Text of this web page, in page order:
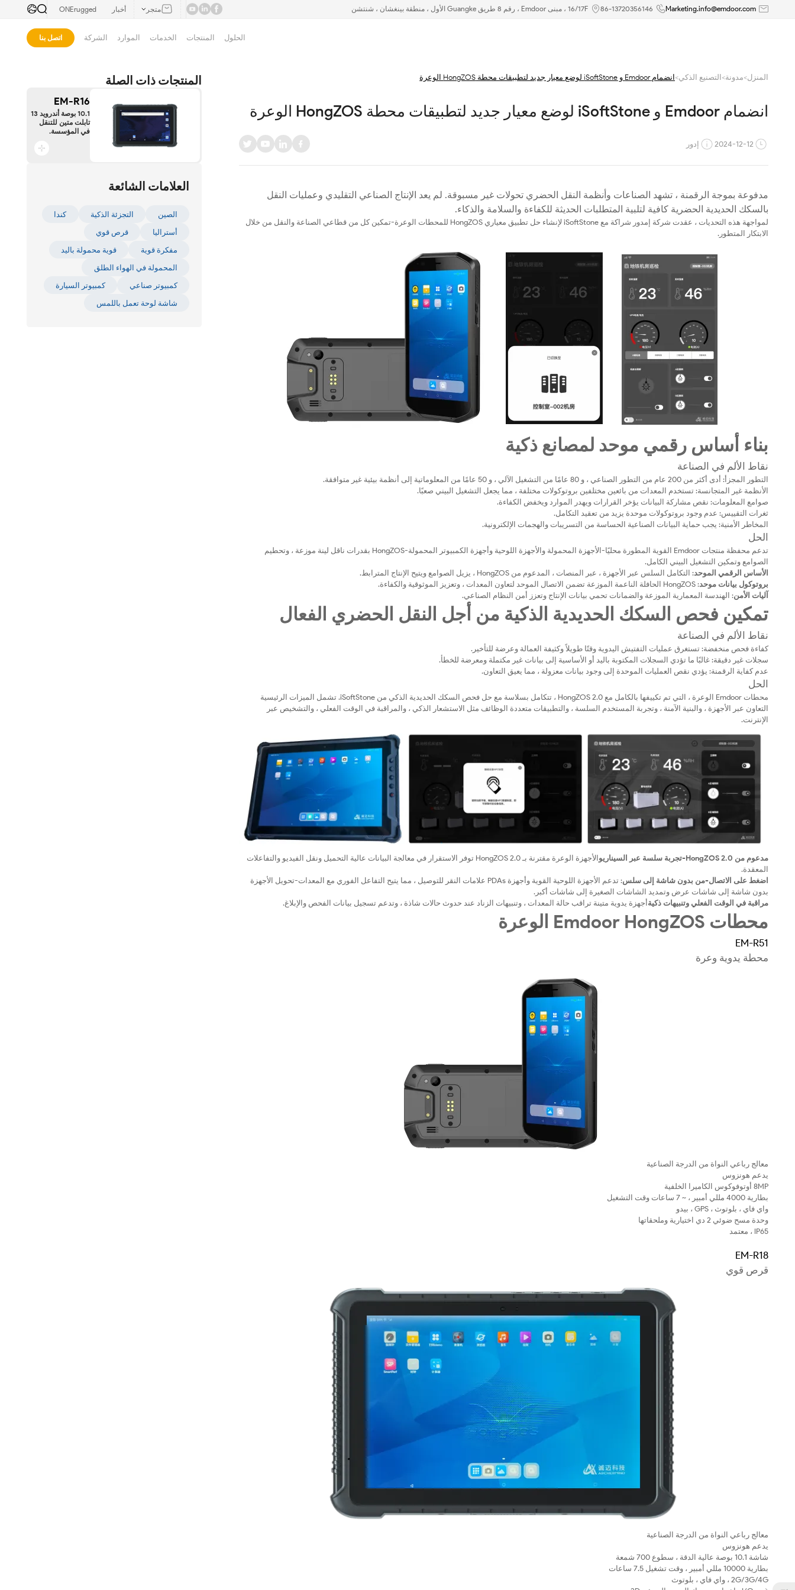
انضمام
iSoftStone
لوضع
معيار
جديد
لتطبيقات
محطة
HongZOS
Marketing.info@emdoor.com
86-13720356146 16/17F ، مبنى Emdoor ، رقم 8 طريق Guangke الأول ، منطقة بينغشان ، شنتشن متجر أخبار ONErugged
الحلول المنتجات الخدمات الموارد الشركة اتصل بنا
المنزل>مدونة> التصنيع الذكي> انضمام Emdoor و iSoftStone لوضع معيار جديد لتطبيقات محطة HongZOS الوعرة
انضمام Emdoor و iSoftStone لوضع معيار جديد لتطبيقات محطة HongZOS الوعرة
2024-12-12 إدور
مدفوعة بموجة الرقمنة ، تشهد الصناعات وأنظمة النقل الحضري تحولات غير مسبوقة. لم يعد الإنتاج الصناعي التقليدي وعمليات النقل
بالسكك الحديدية الحضرية كافية لتلبية المتطلبات الحديثة للكفاءة والسلامة والذكاء.
لمواجهة هذه التحديات ، عقدت شركة إمدور شراكة مع iSoftStone لإنشاء حل تطبيق معياري HongZOS للمحطات الوعرة-تمكين كل من قطاعي الصناعة والنقل من خلال
الابتكار المتطور.
بناء أساس رقمي موحد لمصانع ذكية
نقاط الألم في الصناعة
التطور المجزأ: أدى أكثر من 200 عام من التطور الصناعي ، و 80 عامًا من التشغيل الآلي ، و 50 عامًا من المعلوماتية إلى أنظمة بيئية غير متوافقة.
الأنظمة غير المتجانسة: تستخدم المعدات من بائعين مختلفين بروتوكولات مختلفة ، مما يجعل التشغيل البيني صعبًا.
صوامع المعلومات: نقص مشاركة البيانات يؤخر القرارات ويهدر الموارد ويخفض الكفاءة.
ثغرات التقييس: عدم وجود بروتوكولات موحدة يزيد من تعقيد التكامل.
المخاطر الأمنية: يجب حماية البيانات الصناعية الحساسة من التسريبات والهجمات الإلكترونية.
الحل
تدعم محفظة منتجات Emdoor القوية المطورة محليًا-الأجهزة المحمولة والأجهزة اللوحية وأجهزة الكمبيوتر المحمولة-HongZOS بقدرات ناقل لينة موزعة ، وتحطيم
الصوامع وتمكين التشغيل البيني الكامل.
الأساس الرقمي الموحد: التكامل السلس عبر الأجهزة ، عبر المنصات ، المدعوم من HongZOS ، يزيل الصوامع ويتيح الإنتاج المترابط.
بروتوكول بيانات موحد: HongZOS الحافلة الناعمة الموزعة تضمن الاتصال الموحد لتعاون المعدات ، وتعزيز الموثوقية والكفاءة.
آليات الأمن: الهندسة المعمارية الموزعة والضمانات تحمي بيانات الإنتاج وتعزز أمن النظام الصناعي.
تمكين فحص السكك الحديدية الذكية من أجل النقل الحضري الفعال
نقاط الألم في الصناعة
كفاءة فحص منخفضة: تستغرق عمليات التفتيش اليدوية وقتًا طويلاً وكثيفة العمالة وعرضة للتأخير.
سجلات غير دقيقة: غالبًا ما تؤدي السجلات المكتوبة باليد أو الأساسية إلى بيانات غير مكتملة ومعرضة للخطأ.
عدم كفاية الرقمنة: يؤدي نقص العمليات الموحدة إلى وجود بيانات معزولة ، مما يعيق التعاون.
الحل
محطات Emdoor الوعرة ، التي تم تكييفها بالكامل مع HongZOS 2.0 ، تتكامل بسلاسة مع حل فحص السكك الحديدية الذكي من iSoftStone. تشمل الميزات الرئيسية
التعاون عبر الأجهزة ، والبنية الآمنة ، وتجربة المستخدم السلسة ، والتطبيقات متعددة الوظائف مثل الاستشعار الذكي ، والمراقبة في الوقت الفعلي ، والتشخيص عبر
الإنترنت.
مدعوم من HongZOS 2.0-تجربة سلسة عبر السيناريو
الأجهزة الوعرة مقترنة بـ HongZOS 2.0 توفر الاستقرار في معالجة البيانات عالية التحميل ونقل الفيديو والتفاعلات
المعقدة.
اضغط على الاتصال-من بدون شاشة إلى سلس
: تدعم الأجهزة اللوحية القوية وأجهزة PDAs علامات النقر للتوصيل ، مما يتيح التفاعل الفوري مع المعدات-تحويل الأجهزة
بدون شاشة إلى شاشات عرض وتمديد الشاشات الصغيرة إلى شاشات أكبر.
مراقبة في الوقت الفعلي وتنبيهات ذكية أجهزة يدوية متينة تراقب حالة المعدات ، وتنبيهات الزناد عند حدوث حالات شاذة ، وتدعم تسجيل بيانات الفحص والإبلاغ.
محطات Emdoor HongZOS الوعرة
EM-R51
محطة يدوية وعرة
معالج رباعي النواة من الدرجة الصناعية
يدعم هونزوس
8MP أوتوفوكوس الكاميرا الخلفية
بطارية 4000 مللي أمبير ، ~ 7 ساعات وقت التشغيل
واي فاي ، بلوتوث ، GPS ، بيدو
وحدة مسح ضوئي 2 دي اختيارية وملحقاتها
IP65 ، معتمد
EM-R18
قرص قوي
معالج رباعي النواة من الدرجة الصناعية
يدعم هونزوس
شاشة 10.1 بوصة عالية الدقة ، سطوع 700 شمعة
بطارية 10000 مللي أمبير ، وقت تشغيل 7.5 ساعات
2G/3G/4G ، واي فاي ، بلوتوث
المنتجات ذات الصلة
EM-R16
10.1 بوصة أندرويد 13
تابلت متين للتنقل
في المؤسسة.
العلامات الشائعة
الصين التجزئة الذكية
كندا
أستراليا
قرص قوي
مفكرة قوية
قوية محمولة باليد
المحمولة في الهواء الطلق
كمبيوتر صناعي
كمبيوتر السيارة
شاشة لوحة تعمل باللمس